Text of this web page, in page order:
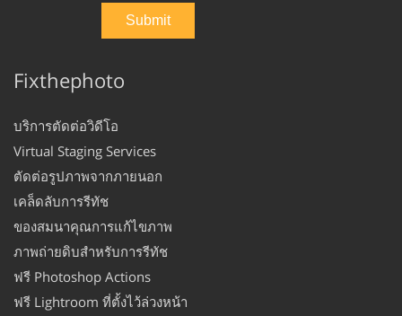
Fixthephoto
บริการตัดต่อวิดีโอ
Virtual Staging Services
ตัดต่อรูปภาพจากภายนอก
เคล็ดลับการรีทัช
ของสมนาคุณการแก้ไขภาพ
ภาพถ่ายดิบสำหรับการรีทัช
ฟรี Photoshop Actions
ฟรี Lightroom ที่ตั้งไว้ล่วงหน้า